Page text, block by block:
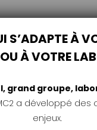
S’ADAPTE À
À VOTRE
grand groupe,
a développé
enjeux.